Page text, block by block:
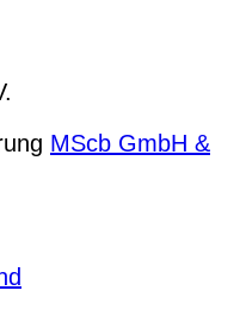
MScb GmbH &